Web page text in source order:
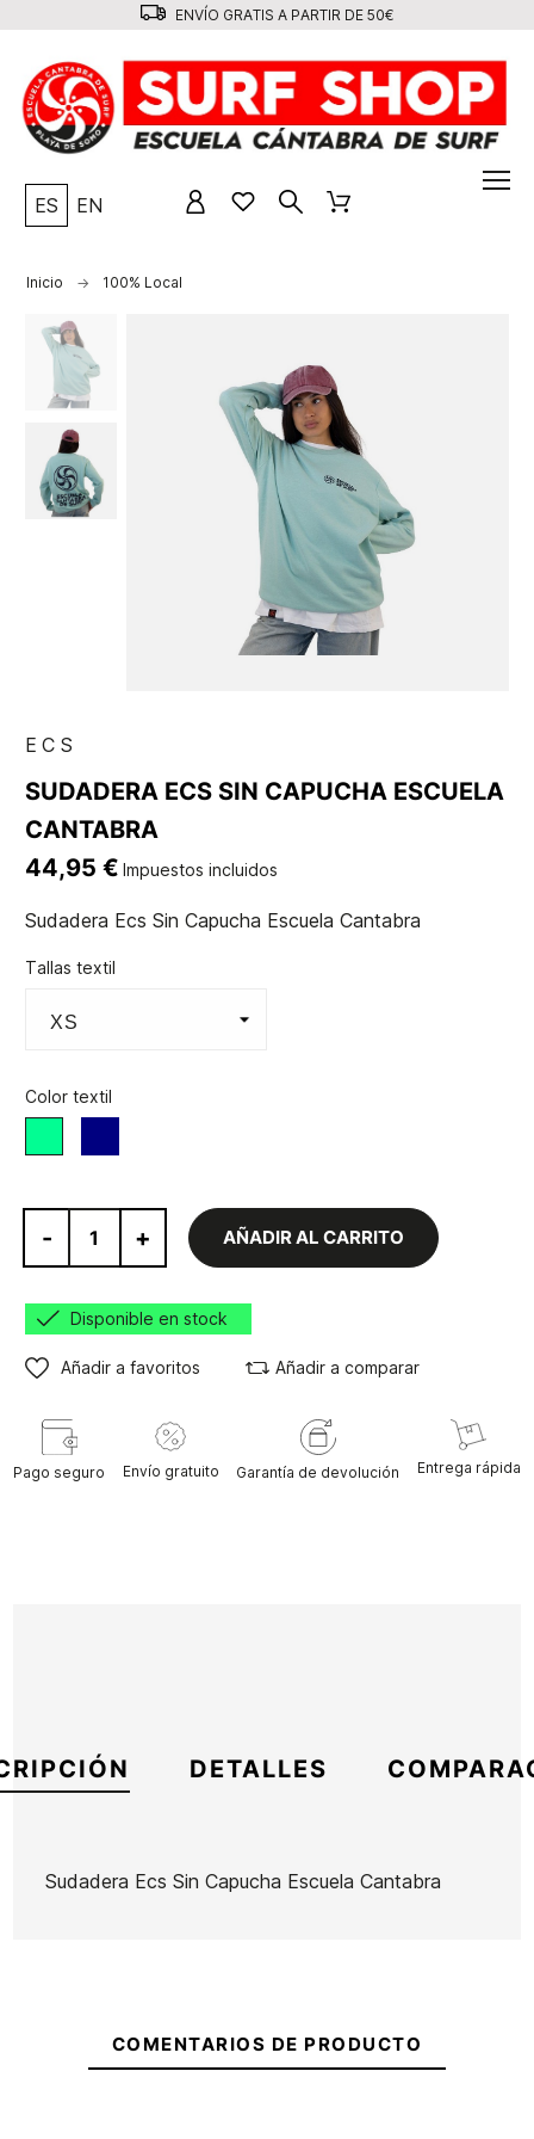
ENVÍO GRATIS A PARTIR DE 50€
ES EN
Inicio 100% Local
ECS
SUDADERA ECS SIN CAPUCHA ESCUELA
CANTABRA
44,95 € Impuestos incluidos
Sudadera Ecs Sin Capucha Escuela Cantabra
Tallas textil
Color textil
- + AÑADIR AL CARRITO
Disponible en stock
Añadir a favoritos Añadir a comparar
Pago seguro Envío gratuito Garantía de devolución Entrega rápida
DETALLES
Sudadera Ecs Sin Capucha Escuela Cantabra
COMENTARIOS DE PRODUCTO